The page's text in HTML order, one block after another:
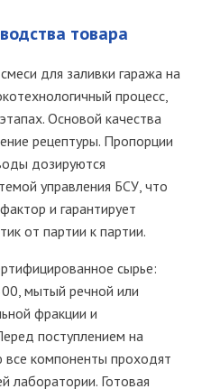
товара
для заливки гаража на
процесс,
Основой качества
рецептуры. Пропорции
дозируются
управления БСУ, что
и гарантирует
от партии к партии.
сырье:
мытый речной или
фракции и
поступлением на
компоненты проходят
лаборатории. Готовая